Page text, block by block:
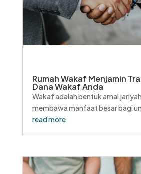
Rumah Wakaf Menjamin
Dana Wakaf Anda
Wakaf adalah bentuk amal
membawa manfaat besar bagi
untuk memastikan keberlanjutan
kami berkomitmen untuk...
read more